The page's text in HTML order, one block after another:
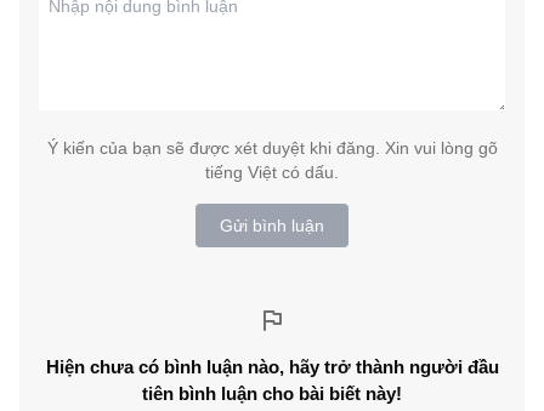
Ý kiến của bạn sẽ được xét duyệt khi đăng. Xin vui lòng gõ
tiếng Việt có dấu.
Gửi bình luận
Hiện chưa có bình luận nào, hãy trở thành người đầu
tiên bình luận cho bài biết này!